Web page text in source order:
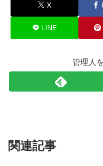
X
LINE
管理人
関連記事